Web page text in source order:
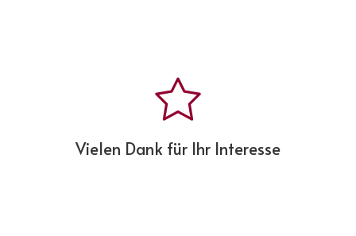
Vielen Dank für Ihr Interesse